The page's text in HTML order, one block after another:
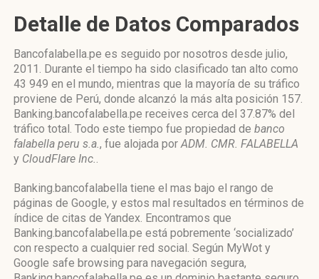
Detalle de Datos Comparados
Bancofalabella.pe es seguido por nosotros desde julio,
2011. Durante el tiempo ha sido clasificado tan alto como
43 949 en el mundo, mientras que la mayoría de su tráfico
proviene de Perú, donde alcanzó la más alta posición 157.
Banking.bancofalabella.pe receives cerca del 37.87% del
tráfico total. Todo este tiempo fue propiedad de banco
falabella peru s.a., fue alojada porADM. CMR. FALABELLA
y CloudFlare Inc..
Banking.bancofalabella tiene el mas bajo el rango de
páginas de Google, y estos mal resultados en términos de
índice de citas de Yandex. Encontramos que
Banking.bancofalabella.pe está pobremente ‘socializado’
con respecto a cualquier red social. Según MyWot y
Google safe browsing para navegación segura,